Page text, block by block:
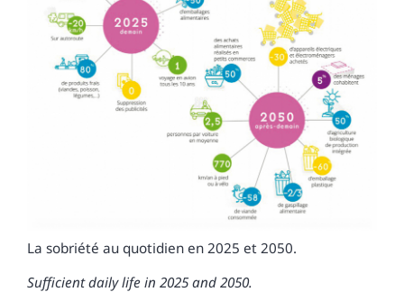
La sobriété au quotidien en 2025 et 2050.
Sufficient daily life in 2025 and 2050.